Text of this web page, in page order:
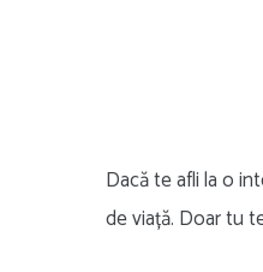
Dacă te afli la o
de viață. Doar tu